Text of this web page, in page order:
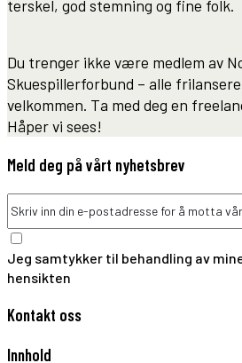
terskel, god stemning og fine folk.
Du trenger ikke være medlem av
Skuespillerforbund – alle
velkommen. Ta med deg en
Håper vi sees!
Meld deg på vårt nyhetsbrev
Jeg samtykker til behandling av
hensikten
Kontakt oss
Innhold